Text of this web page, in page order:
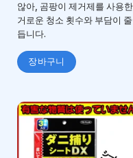
않아, 곰팡이 제거제를 사용
거로운 청소 횟수와 부담이 줄
듭니다.
장바구니